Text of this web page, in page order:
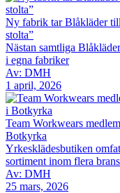
Ny fabrik tar Blåkläder
stolta”
Nästan samtliga
i egna fabriker
Av: DMH
1 april, 2026
Team Workwears
Botkyrka
Yrkesklädesbutiken
sortiment inom flera
Av: DMH
25 mars, 2026